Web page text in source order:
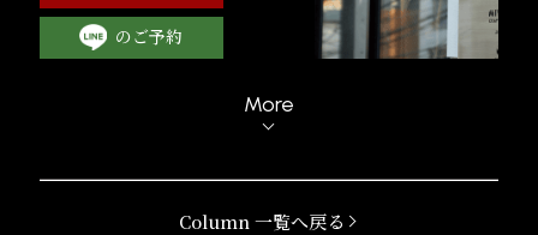
のご予約
More
Column 一覧へ戻る